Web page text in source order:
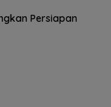
Persiapan